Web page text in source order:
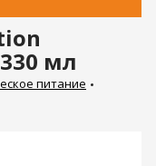
мл
питание